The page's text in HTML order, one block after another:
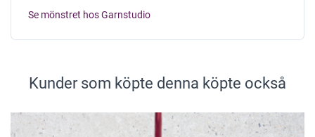
Se mönstret hos Garnstudio
Kunder som köpte denna köpte också